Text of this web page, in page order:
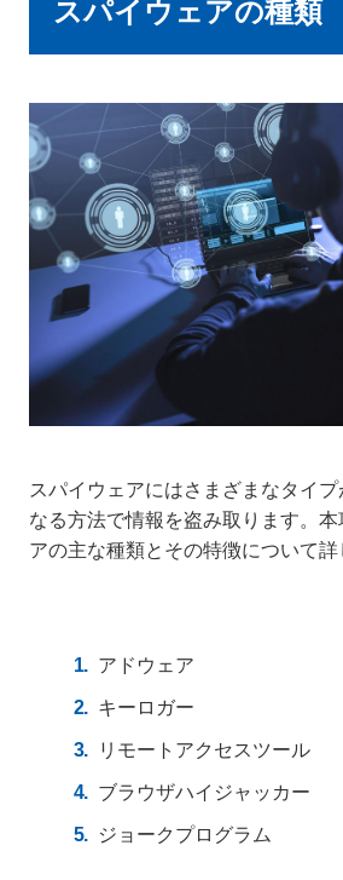
スパイウェアの種類
スパイウェアにはさまざまなタイ
なる方法で情報を盗み取ります。
アの主な種類とその特徴について詳
アドウェア
キーロガー
リモートアクセスツール
ブラウザハイジャッカー
ジョークプログラム